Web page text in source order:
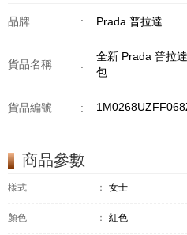
品牌 : Prada 普拉達
貨品名稱 :
全新 Prada 普拉
包
貨品編號 :
商品參數
樣式 ： 女士
顏色 ： 紅色